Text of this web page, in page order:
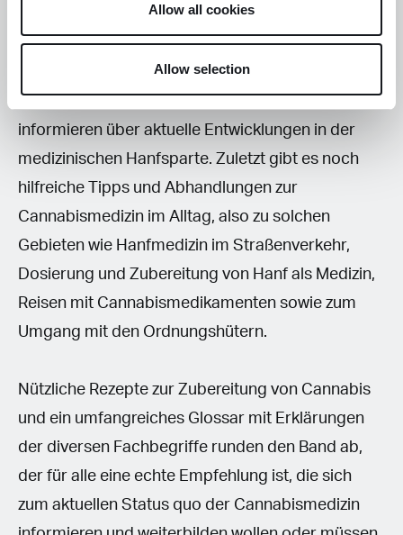
Allow all cookies
Allow selection
Texte zu Therapieansätzen, zur Kostenübernahme
durch die Krankenkassen, zur Verordnung von
informieren über aktuelle Entwicklungen in der
medizinischen Hanfsparte. Zuletzt gibt es noch
hilfreiche Tipps und Abhandlungen zur
Cannabismedizin im Alltag, also zu solchen
Gebieten wie Hanfmedizin im Straßenverkehr,
Dosierung und Zubereitung von Hanf als Medizin,
Reisen mit Cannabismedikamenten sowie zum
Umgang mit den Ordnungshütern.
Nützliche Rezepte zur Zubereitung von Cannabis
und ein umfangreiches Glossar mit Erklärungen
der diversen Fachbegriffe runden den Band ab,
der für alle eine echte Empfehlung ist, die sich
zum aktuellen Status quo der Cannabismedizin